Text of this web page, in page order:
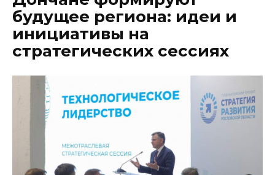
будущее региона: идеи и
инициативы на
стратегических сессиях